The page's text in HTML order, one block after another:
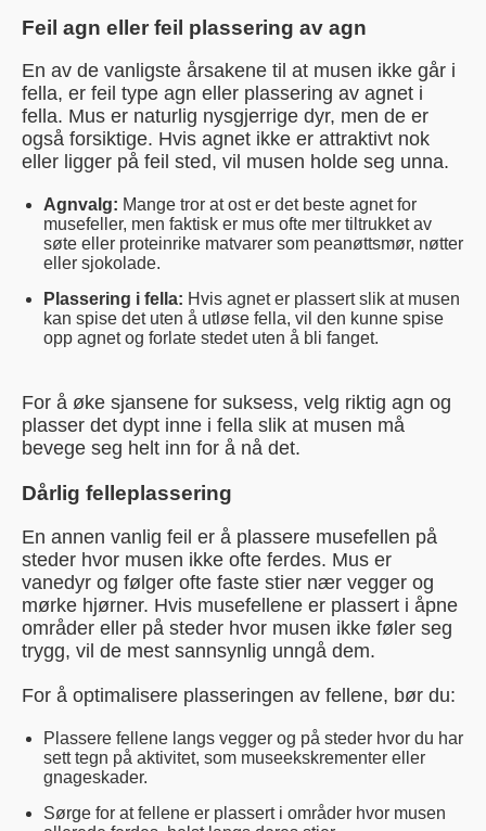
Feil agn eller feil plassering av agn
En av de vanligste årsakene til at musen ikke går i
fella, er feil type agn eller plassering av agnet i
fella. Mus er naturlig nysgjerrige dyr, men de er
også forsiktige. Hvis agnet ikke er attraktivt nok
eller ligger på feil sted, vil musen holde seg unna.
Agnvalg: Mange tror at ost er det beste agnet for
musefeller, men faktisk er mus ofte mer tiltrukket av
søte eller proteinrike matvarer som peanøttsmør, nøtter
eller sjokolade.
Plassering i fella: Hvis agnet er plassert slik at musen
kan spise det uten å utløse fella, vil den kunne spise
opp agnet og forlate stedet uten å bli fanget.
For å øke sjansene for suksess, velg riktig agn og
plasser det dypt inne i fella slik at musen må
bevege seg helt inn for å nå det.
Dårlig felleplassering
En annen vanlig feil er å plassere musefellen på
steder hvor musen ikke ofte ferdes. Mus er
vanedyr og følger ofte faste stier nær vegger og
mørke hjørner. Hvis musefellene er plassert i åpne
områder eller på steder hvor musen ikke føler seg
trygg, vil de mest sannsynlig unngå dem.
For å optimalisere plasseringen av fellene, bør du:
Plassere fellene langs vegger og på steder hvor du har
sett tegn på aktivitet, som museekskrementer eller
gnageskader.
Sørge for at fellene er plassert i områder hvor musen